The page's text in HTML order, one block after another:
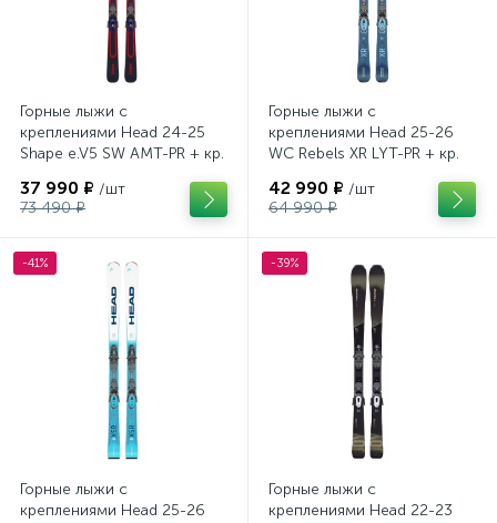
Горные лыжи с
креплениями Head 24-25
Shape e.V5 SW AMT-PR + кр.
37 990 ₽ /шт
73 490 ₽
Горные лыжи с
креплениями Head 25-26
WC Rebels XR LYT-PR + кр.
42 990 ₽ /шт
64 990 ₽
-41%
Горные лыжи с
креплениями Head 25-26
-39%
Горные лыжи с
креплениями Head 22-23